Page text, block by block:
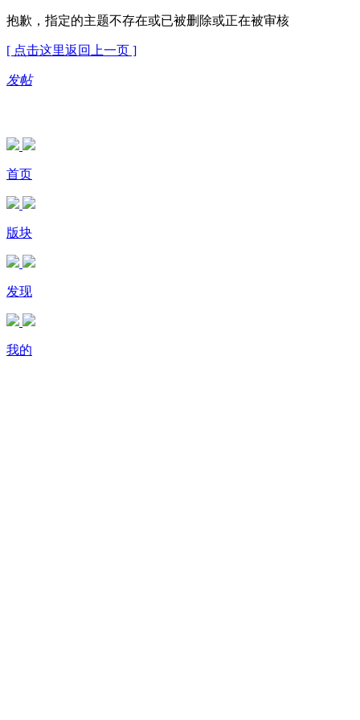
抱歉，指定的主题不存在或已被删除或正在被审核
[ 点击这里返回上一页 ]
发帖
首页
版块
发现
我的